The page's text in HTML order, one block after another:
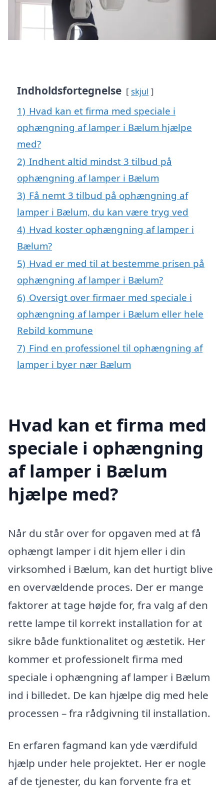
Indholdsfortegnelse skjul
1) Hvad kan et firma med speciale i
ophængning af lamper i Bælum hjælpe
med?
2) Indhent altid mindst 3 tilbud på
ophængning af lamper i Bælum
3) Få nemt 3 tilbud på ophængning af
lamper i Bælum, du kan være tryg ved
4) Hvad koster ophængning af lamper i
Bælum?
5) Hvad er med til at bestemme prisen på
ophængning af lamper i Bælum?
6) Oversigt over firmaer med speciale i
ophængning af lamper i Bælum eller hele
Rebild kommune
7) Find en professionel til ophængning af
lamper i byer nær Bælum
Hvad kan et firma med
speciale i ophængning
af lamper i Bælum
hjælpe med?
Når du står over for opgaven med at få
ophængt lamper i dit hjem eller i din
virksomhed i Bælum, kan det hurtigt blive
en overvældende proces. Der er mange
faktorer at tage højde for, fra valg af den
rette lampe til korrekt installation for at
sikre både funktionalitet og æstetik. Her
kommer et professionelt firma med
speciale i ophængning af lamper i Bælum
ind i billedet. De kan hjælpe dig med hele
processen – fra rådgivning til installation.
En erfaren fagmand kan yde værdifuld
hjælp under hele projektet. Her er nogle
af de tjenester, du kan forvente fra et